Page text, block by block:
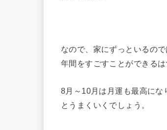
なので、家にずっといるの
年間をすごすことができるは
8月～10月は月運も最高にな
とうまくいくでしょう。